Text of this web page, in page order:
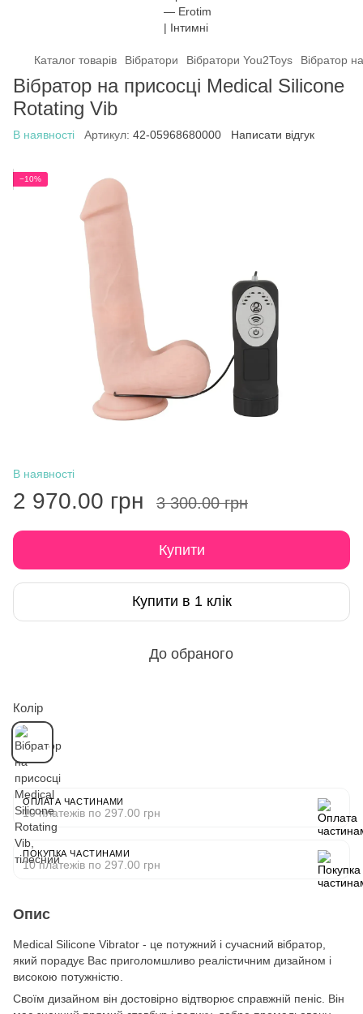
Каталог товарів Вібратори Вібратори You2Toys Вібратор
Вібратор на присосці Medical Silicone
Rotating Vib
В наявності Артикул: 42-05968680000 Написати відгук
−10%
В наявності
2 970.00 грн 3 300.00 грн
Купити
Купити в 1 клік
До обраного
Колір
ОПЛАТА ЧАСТИНАМИ
10 платежів по 297.00 грн
ПОКУПКА ЧАСТИНАМИ
10 платежів по 297.00 грн
Опис
Medical Silicone Vibrator - це потужний і сучасний вібратор,
який порадує Вас приголомшливо реалістичним дизайном і
високою потужністю.
Своїм дизайном він достовірно відтворює справжній пеніс. Він